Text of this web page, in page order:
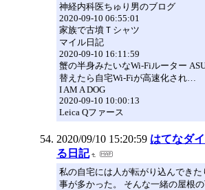
神経内科医ちゅり男のブログ
2020-09-10 06:55:01
家族で古墳Ｔシャツ
マイル日記
2020-09-10 16:11:59
蟹の半身みたいなWi-Fiルーター
替えたら自宅Wi-Fiが高速化され…
I AM A DOG
2020-09-10 10:00:13
Leica Qファース
2020/09/10 15:20:59 はてなダ
る日記
私の自宅には人が転がり込んできた
事が多かった。 そんな一緒の屋根